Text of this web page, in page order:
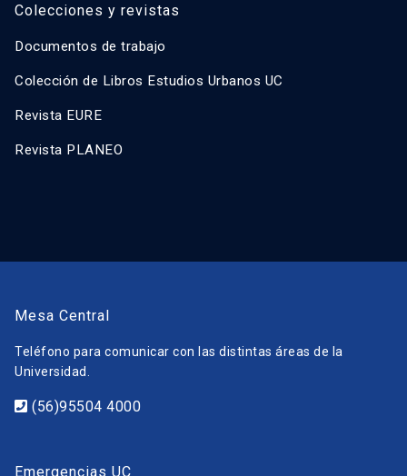
Colecciones y revistas
Documentos de trabajo
Colección de Libros Estudios Urbanos UC
Revista EURE
Revista PLANEO
Mesa Central
Teléfono para comunicar con las distintas áreas de la
Universidad.
(56)95504 4000
Emergencias UC